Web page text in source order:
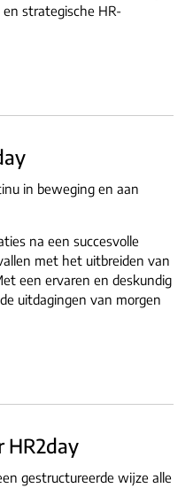
strategische HR-
in beweging en aan
na een succesvolle
met het uitbreiden van
een ervaren en deskundig
uitdagingen van morgen
HR2day
gestructureerde wijze alle